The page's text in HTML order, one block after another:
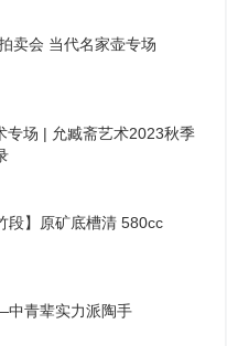
卖会 当代名家壶专场
专场 | 允臧斋艺术2023秋季
段】原矿底槽清 580cc
青辈实力派陶手